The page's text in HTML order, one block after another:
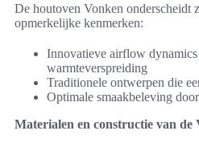
De houtoven Vonken onderscheidt
opmerkelijke kenmerken:
Innovatieve airflow dynamics
warmteverspreiding
Traditionele ontwerpen die
Optimale smaakbeleving
Materialen en constructie van de